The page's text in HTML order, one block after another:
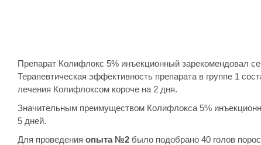
Препарат Колифлокс 5% инъекционный зарекомендовал
Терапевтическая эффективность препарата в группе 1
лечения Колифлоксом короче на 2 дня.
Значительным преимуществом Колифлокса 5%
5 дней.
Для проведения опыта №2 было подобрано 40 голов